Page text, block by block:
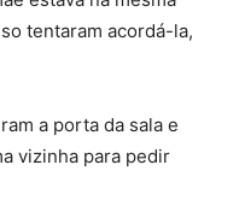
tentaram acordá-la,
a porta da sala e
vizinha para pedir